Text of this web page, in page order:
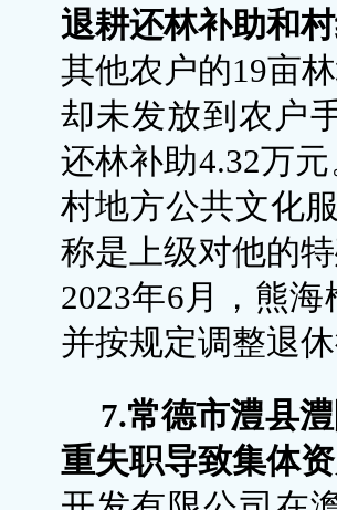
退耕还林补助和
其他农户的19亩
却未发放到农户
还林补助4.32万
村地方公共文化
称是上级对他的
2023年6月，熊
并按规定调整退休
7.常德市澧县
重失职导致集体